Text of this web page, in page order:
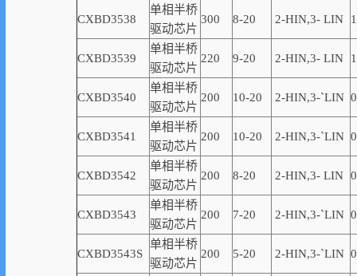
CXBD3538
单相半桥
驱动芯片
300 8-20 2-HIN,3- LIN
CXBD3539
单相半桥
驱动芯片
220 9-20 2-HIN,3- LIN
CXBD3540
单相半桥
驱动芯片
200 10-20 2-HIN,3-`LIN
CXBD3541
单相半桥
驱动芯片
200 10-20 2-HIN,3-`LIN
CXBD3542
单相半桥
驱动芯片
200 8-20 2-HIN,3- LIN
CXBD3543
单相半桥
驱动芯片
200 7-20 2-HIN,3-`LIN
CXBD3543S
单相半桥
驱动芯片
200 5-20 2-HIN,3-`LIN